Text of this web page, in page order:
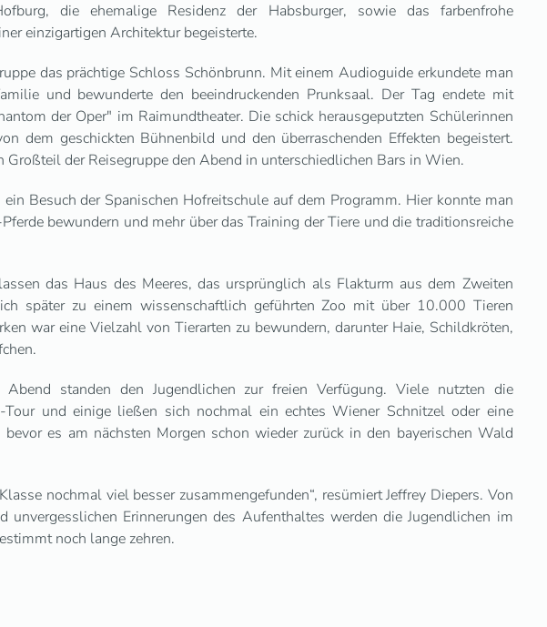
die ehemalige Residenz der Habsburger, sowie das farbenfrohe
einzigartigen Architektur begeisterte.
das prächtige Schloss Schönbrunn. Mit einem Audioguide erkundete man
und bewunderte den beeindruckenden Prunksaal. Der Tag endete mit
der Oper" im Raimundtheater. Die schick herausgeputzten Schülerinnen
dem geschickten Bühnenbild und den überraschenden Effekten begeistert.
Großteil der Reisegruppe den Abend in unterschiedlichen Bars in Wien.
Besuch der Spanischen Hofreitschule auf dem Programm. Hier konnte man
bewundern und mehr über das Training der Tiere und die traditionsreiche
das Haus des Meeres, das ursprünglich als Flakturm aus dem Zweiten
später zu einem wissenschaftlich geführten Zoo mit über 10.000 Tieren
war eine Vielzahl von Tierarten zu bewundern, darunter Haie, Schildkröten,
standen den Jugendlichen zur freien Verfügung. Viele nutzten die
Tour und einige ließen sich nochmal ein echtes Wiener Schnitzel oder eine
bevor es am nächsten Morgen schon wieder zurück in den bayerischen Wald
nochmal viel besser zusammengefunden“, resümiert Jeffrey Diepers. Von
unvergesslichen Erinnerungen des Aufenthaltes werden die Jugendlichen im
noch lange zehren.